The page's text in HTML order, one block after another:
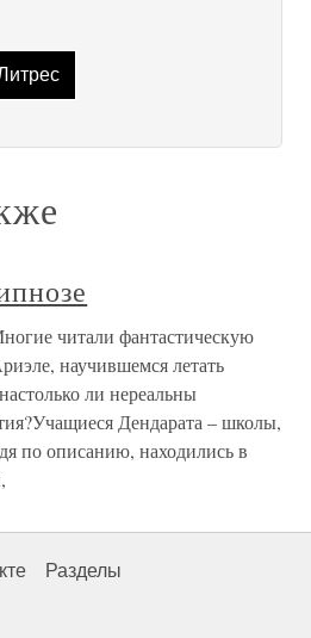
читали фантастическую
научившемся летать
ли нереальны
Дендарата – школы,
по описанию, находились в
Разделы